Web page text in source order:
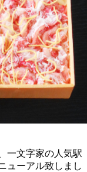
一文字家の人気駅
ューアル致しまし